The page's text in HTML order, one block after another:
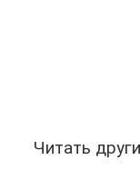
Читать